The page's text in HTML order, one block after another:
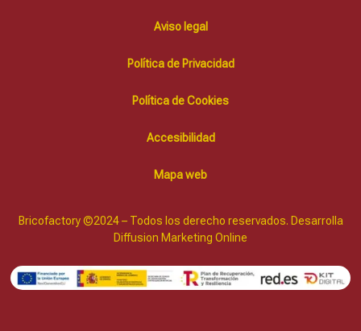
Aviso legal
Política de Privacidad
Política de Cookies
Accesibilidad
Mapa web
Bricofactory ©2024 – Todos los derecho reservados. Desarrolla
Diffusion Marketing Online